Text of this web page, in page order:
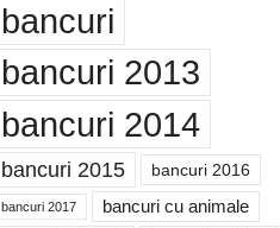
bancuri
bancuri 2013
bancuri 2014
bancuri 2015 bancuri 2016
bancuri 2017 bancuri cu animale